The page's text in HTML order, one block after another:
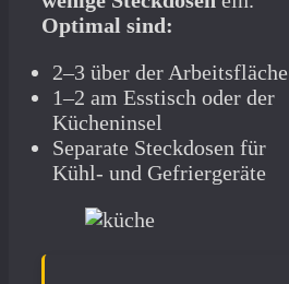
Optimal sind:
2–3 über der Arbeitsfläche
1–2 am Esstisch oder der
Kücheninsel
Separate Steckdosen für
Kühl- und Gefriergeräte